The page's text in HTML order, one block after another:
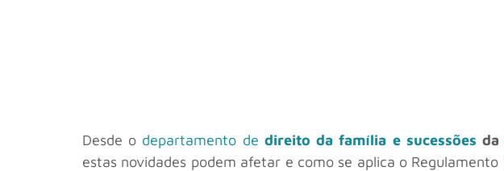
Desde o departamento de direito da família e sucessões da
estas novidades podem afetar e como se aplica o